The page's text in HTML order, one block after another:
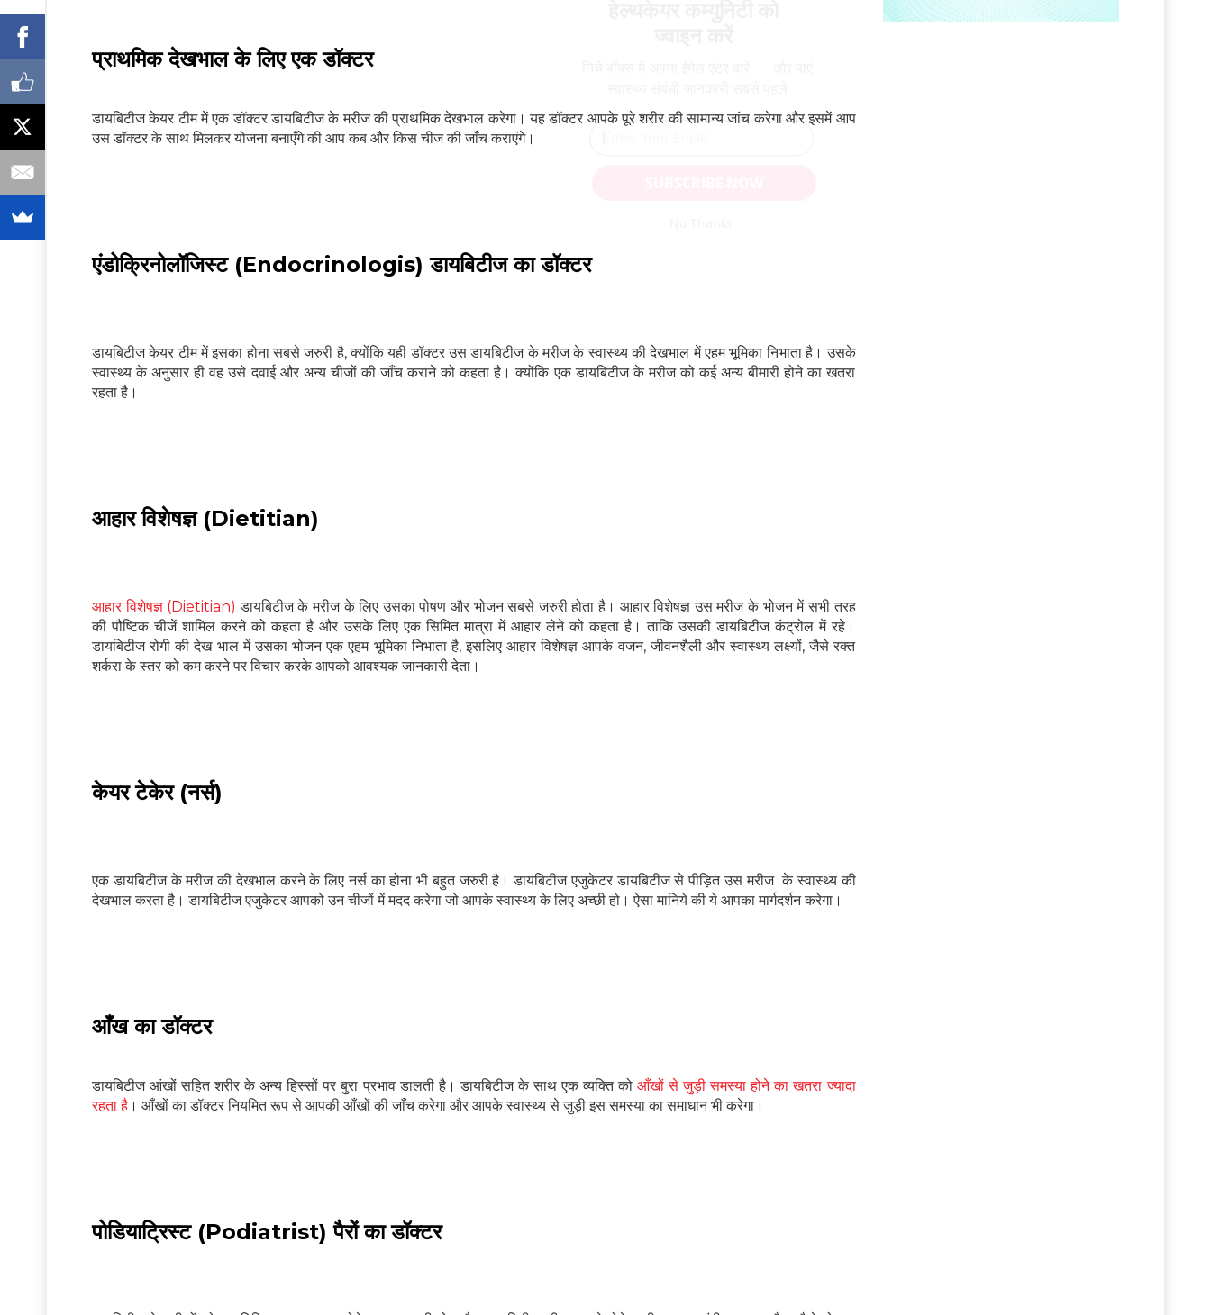
प्राथमिक देखभाल के लिए एक डॉक्टर
डायबिटीज केयर टीम में एक डॉक्टर डायबिटीज के मरीज की प्राथमिक देखभाल करेगा। यह डॉक्टर आपके पूरे शरीर की सामान्य जांच करेगा और इसमें आप
उस डॉक्टर के साथ मिलकर योजना बनाएँगे की आप कब और किस चीज की जाँच कराएंगे।
एंडोक्रिनोलॉजिस्ट (Endocrinologis) डायबिटीज का डॉक्टर
डायबिटीज केयर टीम में इसका होना सबसे जरुरी है, क्योंकि यही डॉक्टर उस डायबिटीज के मरीज के स्वास्थ्य की देखभाल में एहम भूमिका निभाता है। उसके
स्वास्थ्य के अनुसार ही वह उसे दवाई और अन्य चीजों की जाँच कराने को कहता है। क्योंकि एक डायबिटीज के मरीज को कई अन्य बीमारी होने का खतरा
रहता है।
आहार विशेषज्ञ (Dietitian)
आहार विशेषज्ञ (Dietitian) डायबिटीज के मरीज के लिए उसका पोषण और भोजन सबसे जरुरी होता है। आहार विशेषज्ञ उस मरीज के भोजन में सभी तरह
की पौष्टिक चीजें शामिल करने को कहता है और उसके लिए एक सिमित मात्रा में आहार लेने को कहता है। ताकि उसकी डायबिटीज कंट्रोल में रहे।
डायबिटीज रोगी की देख भाल में उसका भोजन एक एहम भूमिका निभाता है, इसलिए आहार विशेषज्ञ आपके वजन, जीवनशैली और स्वास्थ्य लक्ष्यों, जैसे रक्त
शर्करा के स्तर को कम करने पर विचार करके आपको आवश्यक जानकारी देता।
केयर टेकेर (नर्स)
एक डायबिटीज के मरीज की देखभाल करने के लिए नर्स का होना भी बहुत जरुरी है। डायबिटीज एजुकेटर डायबिटीज से पीड़ित उस मरीज के स्वास्थ्य की
देखभाल करता है। डायबिटीज एजुकेटर आपको उन चीजों में मदद करेगा जो आपके स्वास्थ्य के लिए अच्छी हो। ऐसा मानिये की ये आपका मार्गदर्शन करेगा।
आँख का डॉक्टर
डायबिटीज आंखों सहित शरीर के अन्य हिस्सों पर बुरा प्रभाव डालती है। डायबिटीज के साथ एक व्यक्ति कोआँखों से जुड़ी समस्या होने का खतरा ज्यादा
रहता है । आँखों का डॉक्टर नियमित रूप से आपकी आँखों की जाँच करेगा और आपके स्वास्थ्य से जुड़ी इस समस्या का समाधान भी करेगा।
पोडियाट्रिस्ट (Podiatrist) पैरों का डॉक्टर